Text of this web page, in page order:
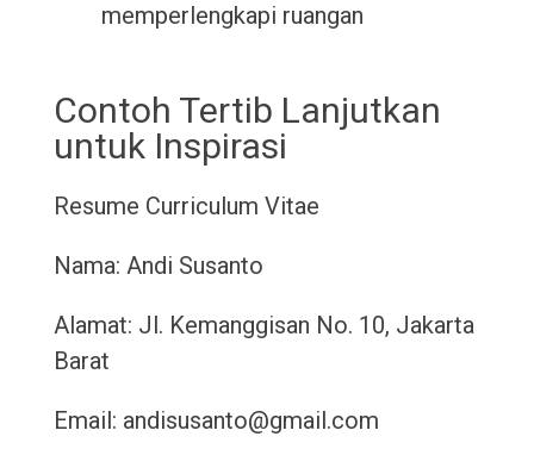
memperlengkapi ruangan
Contoh Tertib Lanjutkan
untuk Inspirasi
Resume Curriculum Vitae
Nama: Andi Susanto
Alamat: Jl. Kemanggisan No. 10, Jakarta
Barat
Email: andisusanto@gmail.com